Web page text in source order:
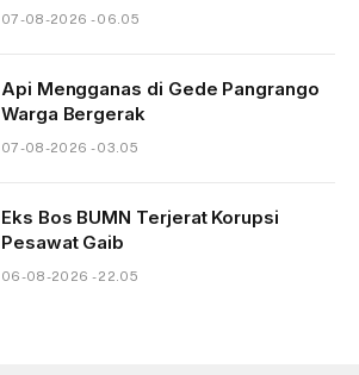
07-08-2026 - 06.05
Api Mengganas di Gede Pangrango
Warga Bergerak
07-08-2026 - 03.05
Eks Bos BUMN Terjerat Korupsi
Pesawat Gaib
06-08-2026 - 22.05